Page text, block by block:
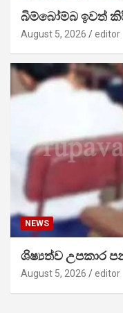
බිම්බෝම්බ ඉවත්
August 5, 2026 editor
NEWS
ශිෂ්‍යත්ව උපකාර
August 5, 2026 editor